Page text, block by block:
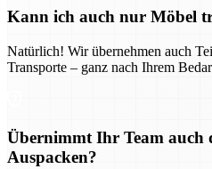
Kann ich auch nur Möbel
Natürlich! Wir übernehmen auch
Transporte – ganz nach Ihrem
Übernimmt Ihr Team auch
Auspacken?